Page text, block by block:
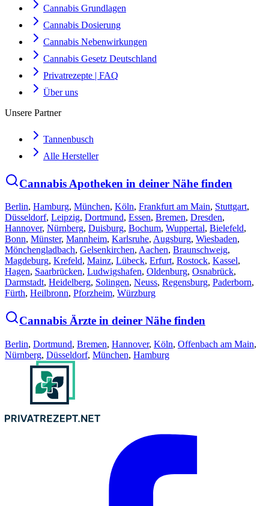
Cannabis Grundlagen
Cannabis Dosierung
Cannabis Nebenwirkungen
Cannabis Gesetz Deutschland
Privatrezepte | FAQ
Über uns
Unsere Partner
Tannenbusch
Alle Hersteller
Cannabis Apotheken in deiner Nähe finden
Berlin, Hamburg, München, Köln, Frankfurt am Main, Stuttgart,
Düsseldorf, Leipzig, Dortmund, Essen, Bremen, Dresden,
Hannover, Nürnberg, Duisburg, Bochum, Wuppertal, Bielefeld,
Bonn, Münster, Mannheim, Karlsruhe, Augsburg, Wiesbaden,
Mönchengladbach, Gelsenkirchen, Aachen, Braunschweig,
Magdeburg, Krefeld, Mainz, Lübeck, Erfurt, Rostock, Kassel,
Hagen, Saarbrücken, Ludwigshafen, Oldenburg, Osnabrück,
Darmstadt, Heidelberg, Solingen, Neuss, Regensburg, Paderborn,
Fürth, Heilbronn, Pforzheim, Würzburg
Cannabis Ärzte in deiner Nähe finden
Berlin, Dortmund, Bremen, Hannover, Köln, Offenbach am Main,
Nürnberg, Düsseldorf, München, Hamburg